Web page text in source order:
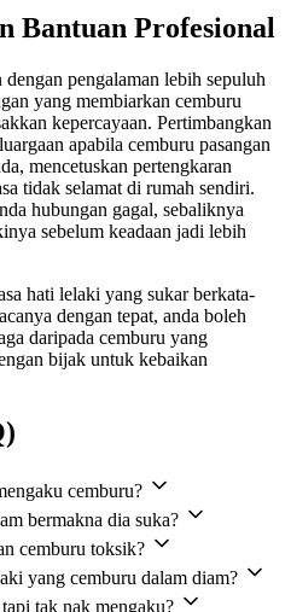
Bantuan Profesional
pengalaman lebih sepuluh
yang membiarkan cemburu
kepercayaan. Pertimbangkan
apabila cemburu pasangan
mencetuskan pertengkaran
tidak selamat di rumah sendiri.
hubungan gagal, sebaliknya
sebelum keadaan jadi lebih
hati lelaki yang sukar berkata-
dengan tepat, anda boleh
daripada cemburu yang
bijak untuk kebaikan
cemburu?
bermakna dia suka?
cemburu toksik?
yang cemburu dalam diam?
tak nak mengaku?